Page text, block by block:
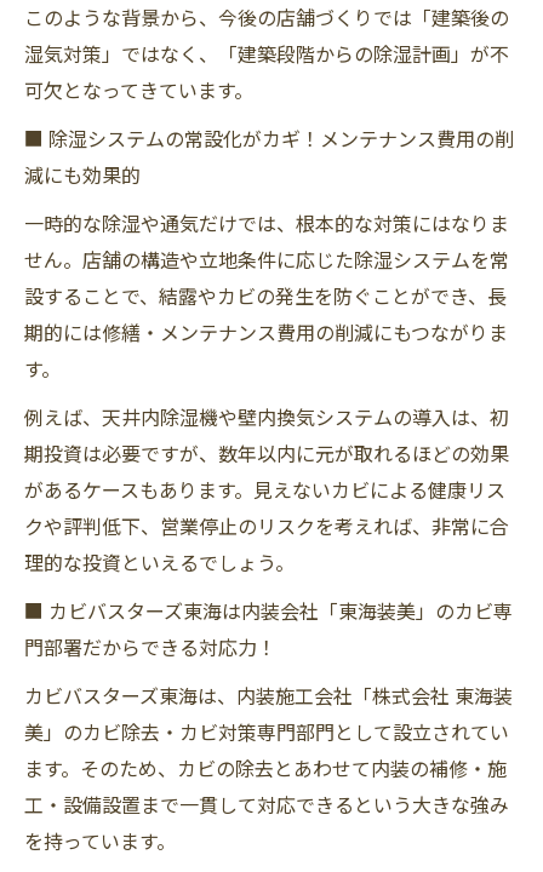
このような背景から、今後の店舗づくりでは「建築後の
湿気対策」ではなく、「建築段階からの除湿計画」が不
可欠となってきています。
■ 除湿システムの常設化がカギ！メンテナンス費用の削
減にも効果的
一時的な除湿や通気だけでは、根本的な対策にはなりま
せん。店舗の構造や立地条件に応じた除湿システムを常
設することで、結露やカビの発生を防ぐことができ、長
期的には修繕・メンテナンス費用の削減にもつながりま
す。
例えば、天井内除湿機や壁内換気システムの導入は、初
期投資は必要ですが、数年以内に元が取れるほどの効果
があるケースもあります。見えないカビによる健康リス
クや評判低下、営業停止のリスクを考えれば、非常に合
理的な投資といえるでしょう。
■ カビバスターズ東海は内装会社「東海装美」のカビ専
門部署だからできる対応力！
カビバスターズ東海は、内装施工会社「株式会社 東海装
美」のカビ除去・カビ対策専門部門として設立されてい
ます。そのため、カビの除去とあわせて内装の補修・施
工・設備設置まで一貫して対応できるという大きな強み
を持っています。